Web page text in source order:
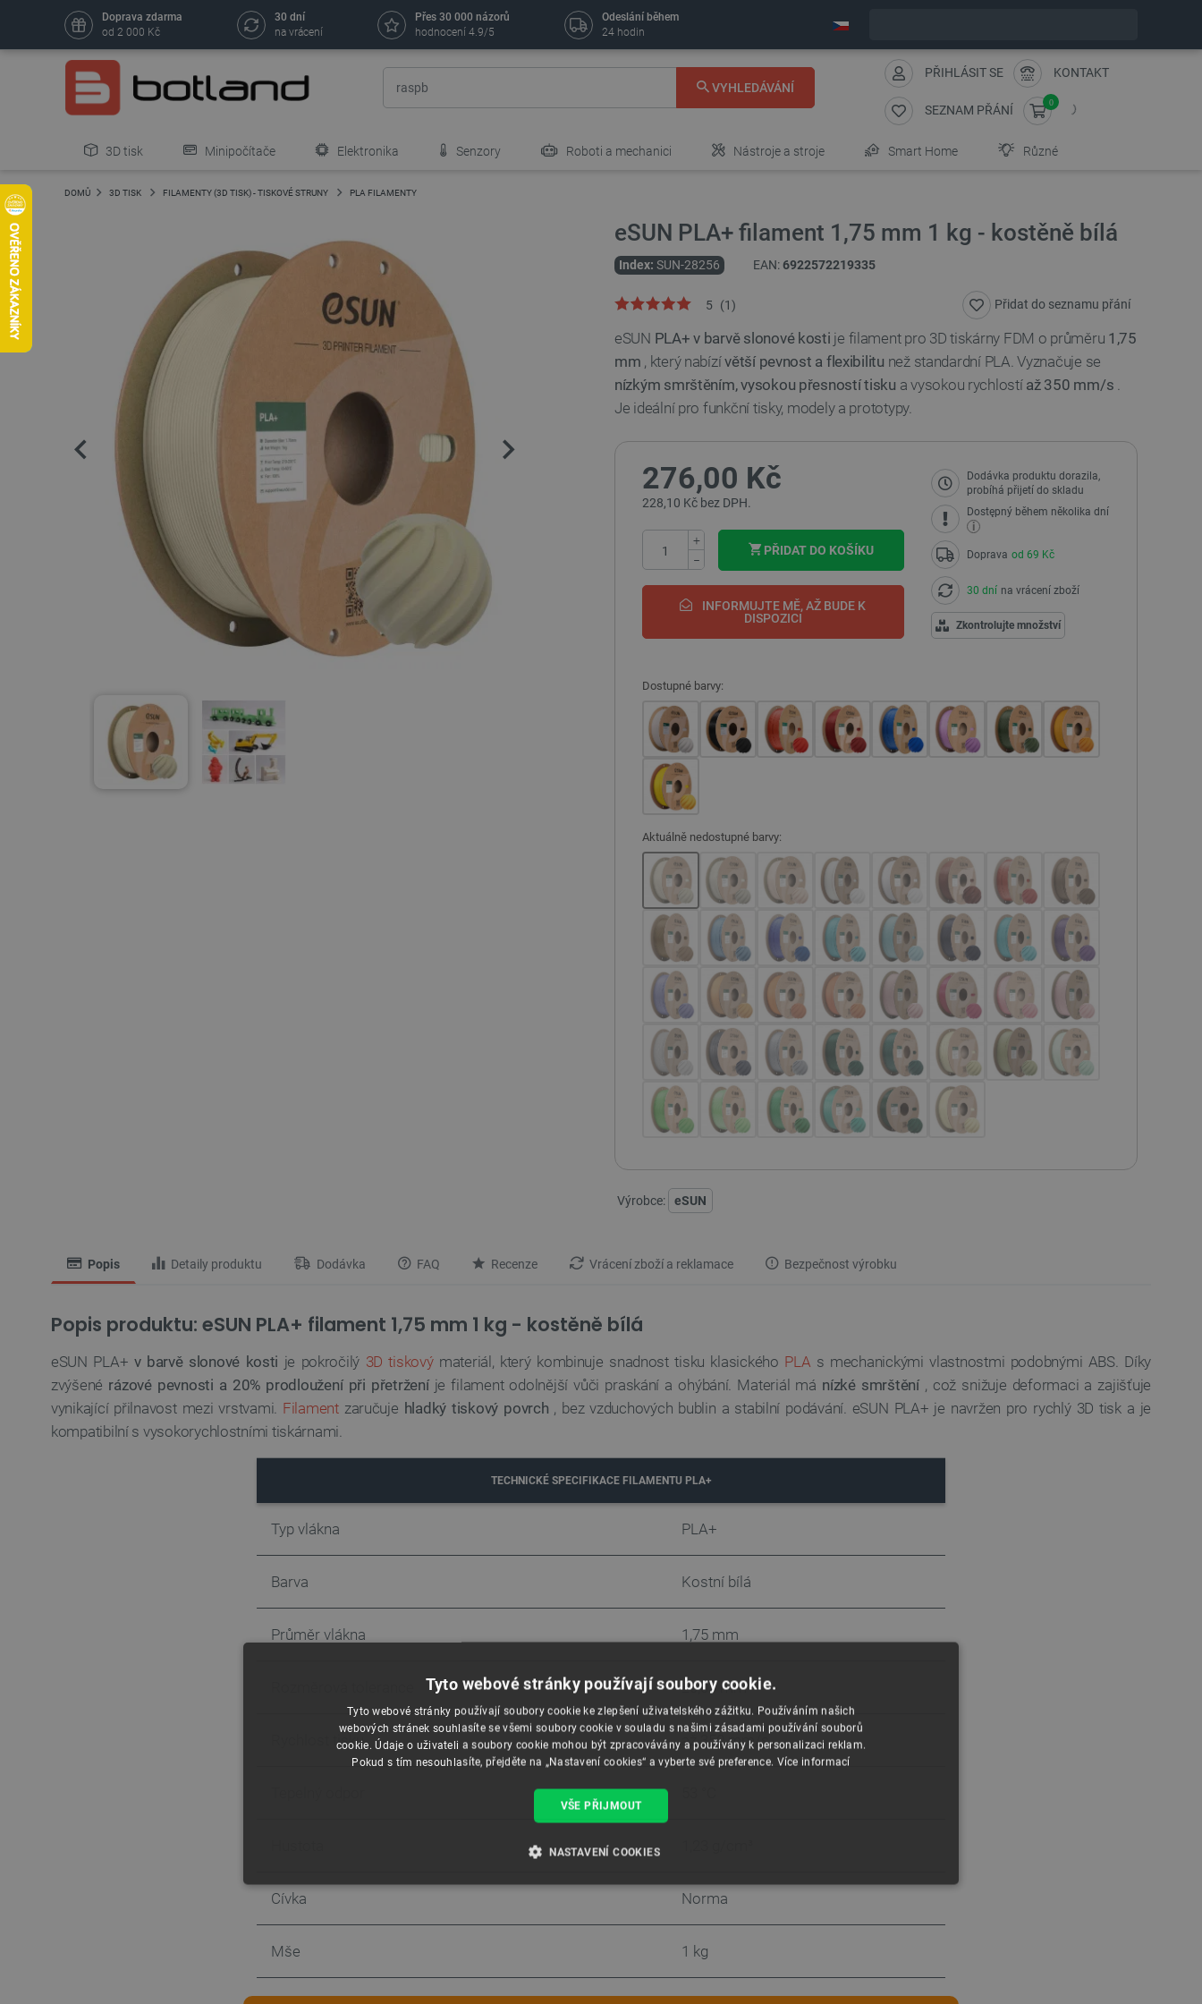
Doprava zdarma
od 2 000 Kč
30 dní
na vrácení
Přes 30 000 názorů
hodnocení 4.9/5
Odeslání během
24 hodin
VYHLEDÁVÁNÍ
PŘIHLÁSIT SE KONTAKT
SEZNAM PŘÁNÍ
0
3D tisk Minipočítače Elektronika Senzory Roboti a mechanici Nástroje a stroje Smart Home Různé
DOMŮ 3D TISK FILAMENTY (3D TISK) - TISKOVÉ STRUNY PLA FILAMENTY
eSUN PLA+ filament 1,75 mm 1 kg - kostěně bílá
Index: SUN-28256 EAN:6922572219335
5 (1) Přidat do seznamu přání
eSUN PLA+ v barvě slonové kosti je filament pro 3D tiskárny FDM o průměru 1,75
mm , který nabízívětší pevnost a flexibilitu než standardní PLA. Vyznačuje se
nízkým smrštěním, vysokou přesností tisku a vysokou rychlostí až 350 mm/s .
Je ideální pro funkční tisky, modely a prototypy.
276,00 Kč
228,10 Kč bez DPH.
+
−
PŘIDAT DO KOŠÍKU
INFORMUJTE MĚ, AŽ BUDE K
DISPOZICI
Dodávka produktu dorazila,
probíhá přijetí do skladu
Dostępný během několika dní
i
Doprava od 69 Kč
30 dní na vrácení zboží
Zkontrolujte množství
Dostupné barvy:
Aktuálně nedostupné barvy:
Výrobce: eSUN
Popis Detaily produktu Dodávka FAQ Recenze Vrácení zboží a reklamace Bezpečnost výrobku
Popis produktu: eSUN PLA+ filament 1,75 mm 1 kg - kostěně bílá
eSUN PLA+ v barvě slonové kosti je pokročilý 3D tiskovýmateriál, který kombinuje snadnost tisku klasického PLA s mechanickými vlastnostmi podobnými ABS. Díky
zvýšené rázové pevnosti a 20% prodloužení při přetrženíje filament odolnější vůči praskání a ohýbání. Materiál má nízké smrštění, což snižuje deformaci a zajišťuje
vynikající přilnavost mezi vrstvami. Filamentzaručuje hladký tiskový povrch , bez vzduchových bublin a stabilní podávání. eSUN PLA+ je navržen pro rychlý 3D tisk a je
kompatibilní s vysokorychlostními tiskárnami.
TECHNICKÉ SPECIFIKACE FILAMENTU PLA+
Typ vlákna PLA+
Barva Kostní bílá
Průměr vlákna 1,75 mm
±0,03 mm
Rychlost tisku až 350 mm/s
Cívka Norma
Mše 1 kg
Tyto webové stránky používají soubory cookie.
Tyto webové stránky používají soubory cookie ke zlepšení uživatelského zážitku. Používáním našich
webových stránek souhlasíte se všemi soubory cookie v souladu s našimi zásadami používání souborů
cookie. Údaje o uživateli a soubory cookie mohou být zpracovávány a používány k personalizaci reklam.
Pokud s tím nesouhlasíte, přejděte na „Nastavení cookies“ a vyberte své preference. Více informací
VŠE PŘIJMOUT
NASTAVENÍ COOKIES
SOUBORY CÍLENÍ